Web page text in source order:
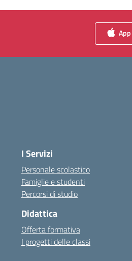
I Servizi
Personale scolastico
Famiglie e studenti
Percorsi di studio
Didattica
Offerta formativa
I progetti delle classi